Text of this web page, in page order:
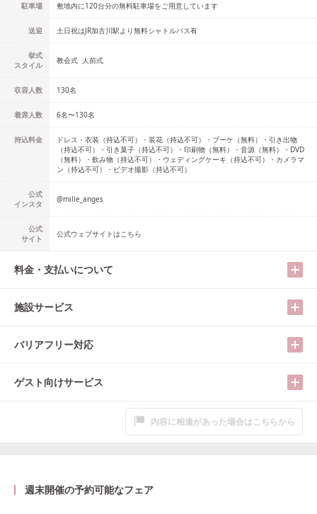
駐車場 敷地内に120台分の無料駐車場をご用意しています
送迎 土日祝はJR加古川駅より無料シャトルバス有
挙式
スタイル
教会式 人前式
収容人数 130名
着席人数 6名〜130名
持込料金
ドレス・衣装（持込不可）・装花（持込不可）・ブーケ（無料）・引き出物
（持込不可）・引き菓子（持込不可）・印刷物（無料）・音源（無料）・DVD
（無料）・飲み物（持込不可）・ウェディングケーキ（持込不可）・カメラマ
ン（持込不可）・ビデオ撮影（持込不可）
公式
インスタ
@mille_anges
公式
サイト
公式ウェブサイトはこちら
料金・支払いについて
施設サービス
バリアフリー対応
ゲスト向けサービス
内容に相違があった場合はこちらから
週末開催の予約可能なフェア